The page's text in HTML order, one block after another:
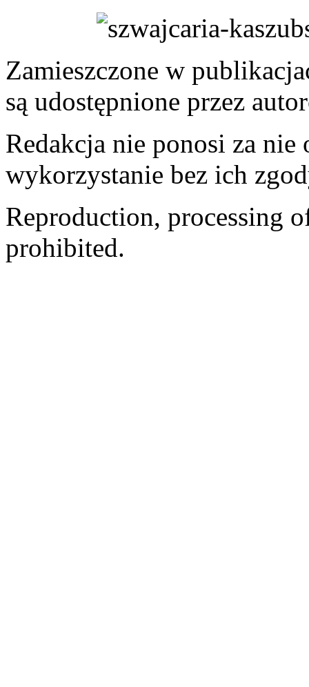
Zamieszczone w
są udostępnione przez
Redakcja nie ponosi za
wykorzystanie bez ich
Reproduction, processing
prohibited.